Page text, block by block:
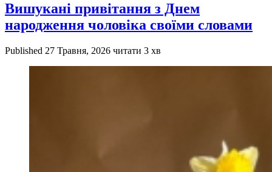
Вишукані привітання з Днем
народження чоловіка своїми словами
Published 27 Травня, 2026 читати 3 хв